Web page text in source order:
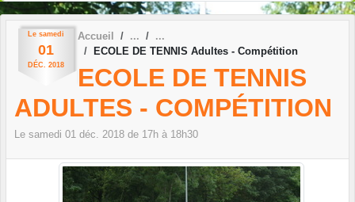
Le samedi
01
DÉC. 2018
Accueil
ECOLE DE TENNIS Adultes - Compétition
ECOLE DE TENNIS
ADULTES - COMPÉTITION
Le samedi 01 déc. 2018 de 17h à 18h30